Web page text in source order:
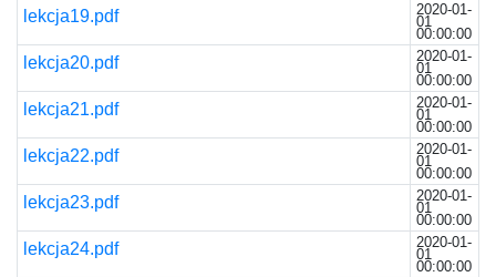
lekcja19.pdf 2020-01-
01
00:00:00
lekcja20.pdf 2020-01-
01
00:00:00
lekcja21.pdf 2020-01-
01
00:00:00
lekcja22.pdf 2020-01-
01
00:00:00
lekcja23.pdf 2020-01-
01
00:00:00
lekcja24.pdf 2020-01-
01
00:00:00